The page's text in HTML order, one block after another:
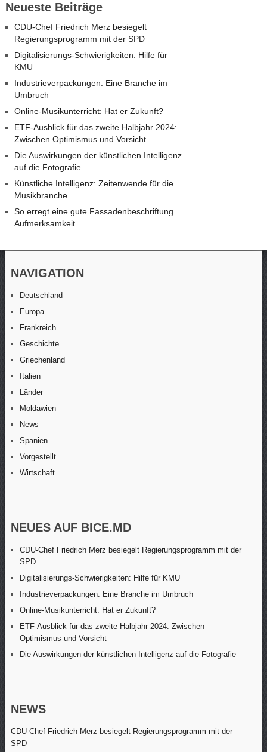
Neueste Beiträge
CDU-Chef Friedrich Merz besiegelt
Regierungsprogramm mit der SPD
Digitalisierungs-Schwierigkeiten: Hilfe für
KMU
Industrieverpackungen: Eine Branche im
Umbruch
Online-Musikunterricht: Hat er Zukunft?
ETF-Ausblick für das zweite Halbjahr 2024:
Zwischen Optimismus und Vorsicht
Die Auswirkungen der künstlichen Intelligenz
auf die Fotografie
Künstliche Intelligenz: Zeitenwende für die
Musikbranche
So erregt eine gute Fassadenbeschriftung
Aufmerksamkeit
NAVIGATION
Deutschland
Europa
Frankreich
Geschichte
Griechenland
Italien
Länder
Moldawien
News
Spanien
Vorgestellt
Wirtschaft
NEUES AUF BICE.MD
CDU-Chef Friedrich Merz besiegelt Regierungsprogramm mit der
SPD
Digitalisierungs-Schwierigkeiten: Hilfe für KMU
Industrieverpackungen: Eine Branche im Umbruch
Online-Musikunterricht: Hat er Zukunft?
ETF-Ausblick für das zweite Halbjahr 2024: Zwischen
Optimismus und Vorsicht
Die Auswirkungen der künstlichen Intelligenz auf die Fotografie
NEWS
CDU-Chef Friedrich Merz besiegelt Regierungsprogramm mit der
SPD